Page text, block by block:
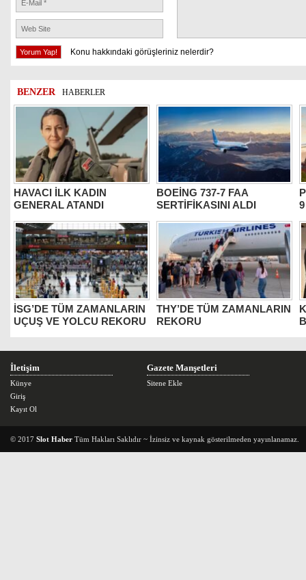
Konu hakkındaki görüşleriniz nelerdir?
BENZER HABERLER
HAVACI İLK KADIN
GENERAL ATANDI
BOEİNG 737-7 FAA
SERTİFİKASINI ALDI
İSG’DE TÜM ZAMANLARIN
UÇUŞ VE YOLCU REKORU
THY’DE TÜM ZAMANLARIN
REKORU
İletişim
Künye
Giriş
Kayıt Ol
Gazete Manşetleri
Sitene Ekle
© 2017 Slot Haber Tüm Hakları Saklıdır ~ İzinsiz ve kaynak gösterilmeden yayınlanamaz.